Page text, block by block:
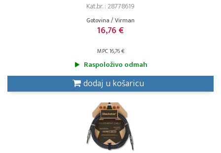
Kat.br. : 28778619
Gotovina / Virman
16,76 €
MPC 16,76 €
Raspoloživo odmah
dodaj u košaricu